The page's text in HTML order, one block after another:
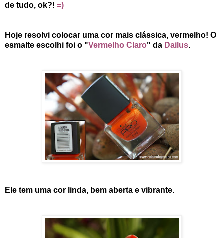
de tudo, ok?! =)
Hoje resolvi colocar uma cor mais clássica, vermelho! O
esmalte escolhi foi o "Vermelho Claro" da Dailus.
Ele tem uma cor linda, bem aberta e vibrante.